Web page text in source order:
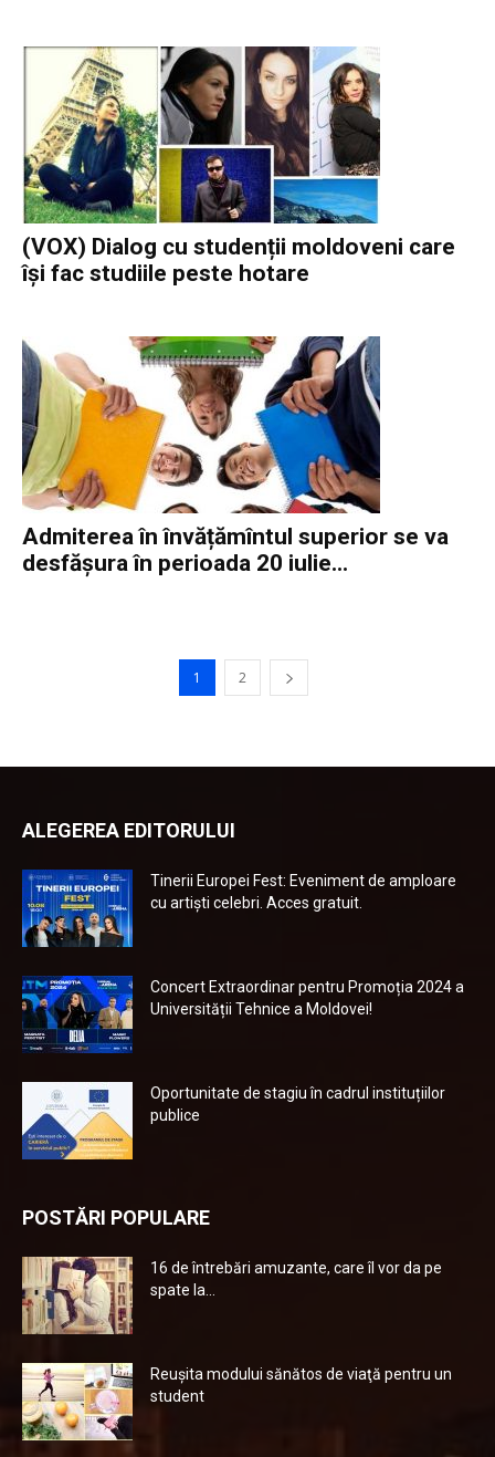
(VOX) Dialog cu studenții moldoveni care
își fac studiile peste hotare
Admiterea în învățămîntul superior se va
desfășura în perioada 20 iulie...
1 2
ALEGEREA EDITORULUI
Tinerii Europei Fest: Eveniment de amploare
cu artiști celebri. Acces gratuit.
Concert Extraordinar pentru Promoția 2024 a
Universității Tehnice a Moldovei!
Oportunitate de stagiu în cadrul instituțiilor
publice
POSTĂRI POPULARE
16 de întrebări amuzante, care îl vor da pe
spate la...
Reuşita modului sănătos de viaţă pentru un
student